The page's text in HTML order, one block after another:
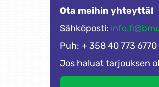
Ota meihin yhteyttä!
Sähköposti:
Puh: + 358 40 773 6770
Jos haluat tarjouksen